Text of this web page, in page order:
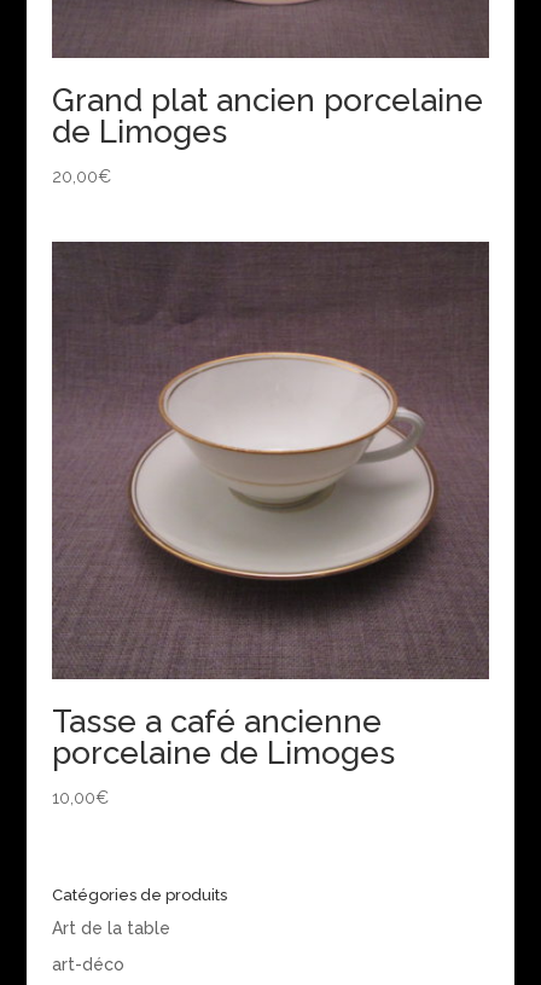
Grand plat ancien porcelaine
de Limoges
20,00€
Tasse a café ancienne
porcelaine de Limoges
10,00€
Catégories de produits
Art de la table
art-déco